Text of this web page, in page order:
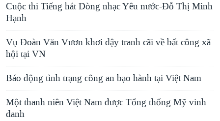
Cuộc thi Tiếng hát Dòng nhạc Yêu nước-Đỗ Thị Minh
Hạnh
Vụ Đoàn Văn Vươn khơi dậy tranh cãi về bất công xã
hội tại VN
Báo động tình trạng công an bạo hành tại Việt Nam
Một thanh niên Việt Nam được Tổng thống Mỹ vinh
danh